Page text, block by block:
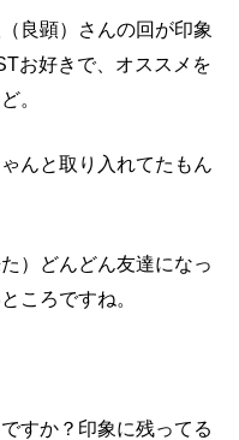
良顕）さんの回が印象
お好きで、オススメを
。
んと取り入れてたもん
）どんどん友達になっ
ころですね。
すか？印象に残ってる